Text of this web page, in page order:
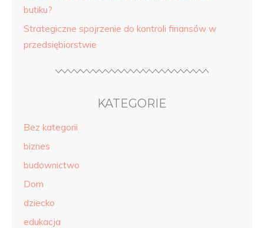
butiku?
Strategiczne spojrzenie do kontroli finansów w
przedsiębiorstwie
KATEGORIE
Bez kategorii
biznes
budownictwo
Dom
dziecko
edukacja